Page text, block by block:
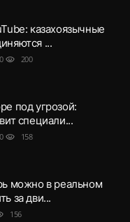
казахоязычные
...
0 visibility 200
под угрозой:
специали...
0 visibility 158
можно в реальном
за дви...
156